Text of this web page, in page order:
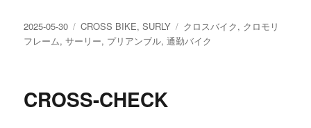
投
稿
2025-05-30
カ
テ
CROSS BIKE,SURLY
タ
グ
クロスバイク, クロモリ
フレーム,サーリー, プリアンブル,通勤バイク
CROSS-CHECK